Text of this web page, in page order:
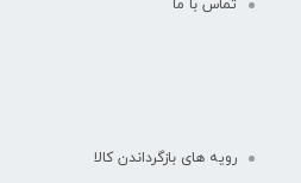
تماس با ما
رویه های بازگرداندن کالا